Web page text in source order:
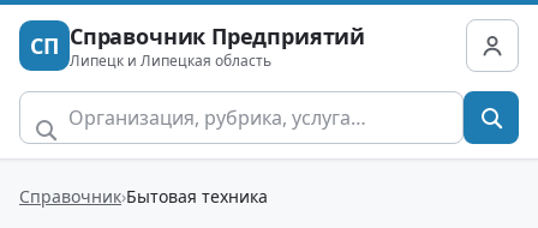
СП Справочник Предприятий
Липецк и Липецкая область
Справочник Бытовая техника